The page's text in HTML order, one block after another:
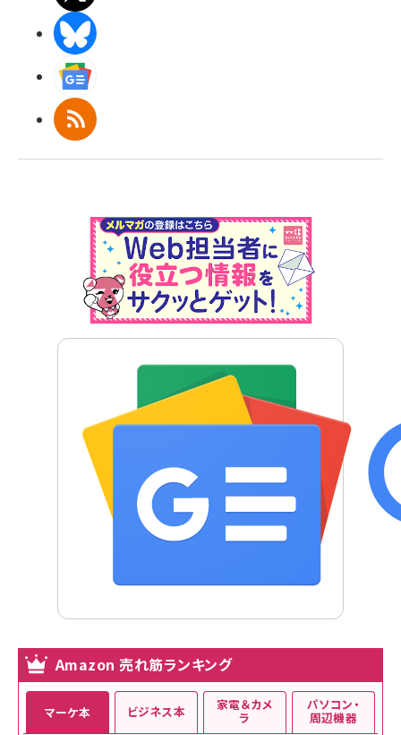
RSS
Amazon 売れ筋ランキング
マーケ本 ビジネス本 家電＆カメ
ラ
パソコン・
周辺機器